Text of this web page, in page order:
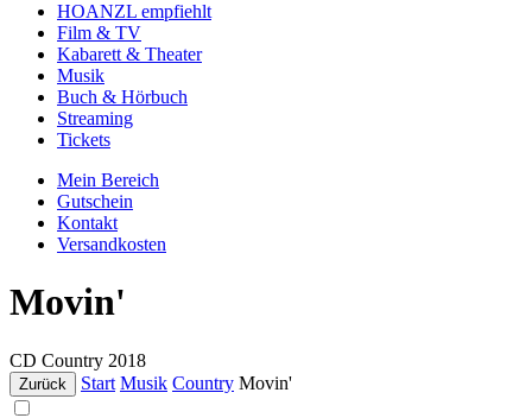
HOANZL empfiehlt
Film & TV
Kabarett & Theater
Musik
Buch & Hörbuch
Streaming
Tickets
Mein Bereich
Gutschein
Kontakt
Versandkosten
Movin'
CD Country 2018
Zurück Start Musik Country Movin'